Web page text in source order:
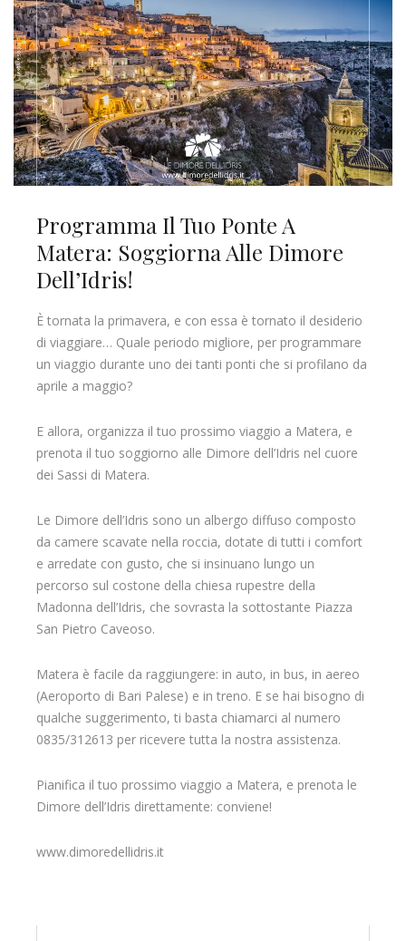
Programma Il Tuo Ponte A
Matera: Soggiorna Alle Dimore
Dell’Idris!
È tornata la primavera, e con essa è tornato il desiderio
di viaggiare… Quale periodo migliore, per programmare
un viaggio durante uno dei tanti ponti che si profilano da
aprile a maggio?
E allora, organizza il tuo prossimo viaggio a Matera, e
prenota il tuo soggiorno alle Dimore dell’Idris nel cuore
dei Sassi di Matera.
Le Dimore dell’Idris sono un albergo diffuso composto
da camere scavate nella roccia, dotate di tutti i comfort
e arredate con gusto, che si insinuano lungo un
percorso sul costone della chiesa rupestre della
Madonna dell’Idris, che sovrasta la sottostante Piazza
San Pietro Caveoso.
Matera è facile da raggiungere: in auto, in bus, in aereo
(Aeroporto di Bari Palese) e in treno. E se hai bisogno di
qualche suggerimento, ti basta chiamarci al numero
0835/312613 per ricevere tutta la nostra assistenza.
Pianifica il tuo prossimo viaggio a Matera, e prenota le
Dimore dell’Idris direttamente: conviene!
www.dimoredellidris.it